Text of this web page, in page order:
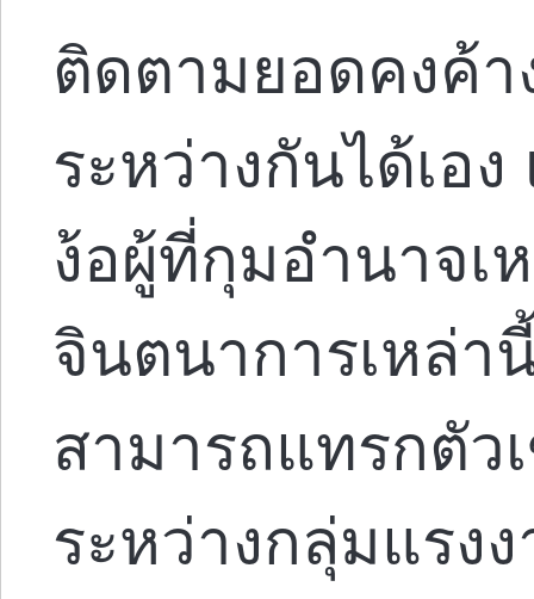
ติดตามยอดคงค้
ระหว่างกันได้เอ
ง้อผู้ที่กุมอำนาจเ
จินตนาการเหล่า
สามารถแทรกตัว
ระหว่างกลุ่มแรง